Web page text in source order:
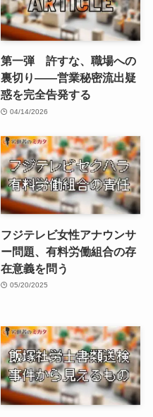
第一弾 許すな、職場への
裏切り——営業秘密流出疑
惑を完全告発する
04/14/2026
フジテレビ女性アナウンサ
ー問題、有料労働組合の存
在意義を問う
05/20/2025